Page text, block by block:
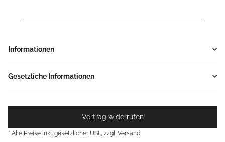
Informationen
Gesetzliche Informationen
Vertrag widerrufen
* Alle Preise inkl. gesetzlicher USt., zzgl. Versand